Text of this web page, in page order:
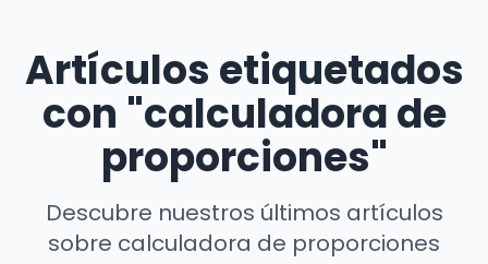
Artículos etiquetados
con "calculadora de
proporciones"
Descubre nuestros últimos artículos
sobre calculadora de proporciones